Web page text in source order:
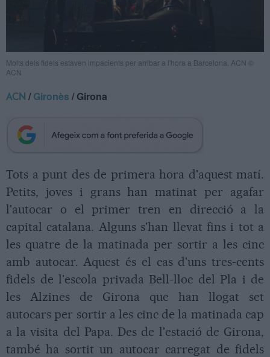
Molts dels fidels estaven impacients per arribar a l'hora a Barcelona. ACN ©
ACN
ACN /Gironès / Girona
Tots a punt des de primera hora d'aquest matí.
Petits, joves i grans han matinat per agafar
l'autocar o el primer tren en direcció a la
capital catalana. Alguns s'han llevat fins i tot a
les quatre de la matinada per sortir a les cinc
amb autocar. Aquest és el cas d'uns tres-cents
fidels de l'escola privada Bell-lloc del Pla i de
les Alzines de Girona que han llogat set
autocars per sortir a les cinc de la matinada cap
a la visita del Papa. Des de l'estació de Girona,
també ha sortit un autocar carregat de fidels